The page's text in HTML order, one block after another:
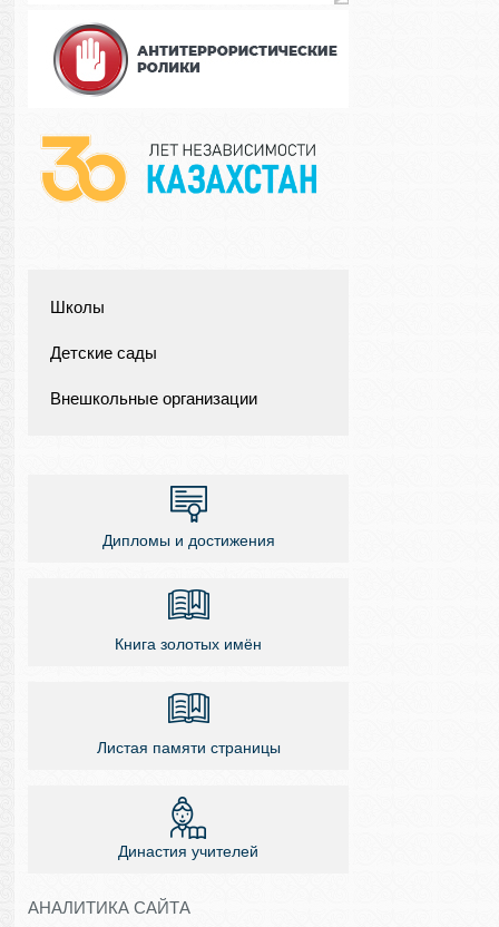
Школы
Детские сады
Внешкольные организации
Дипломы и достижения
Книга золотых имён
Листая памяти страницы
Династия учителей
АНАЛИТИКА САЙТА